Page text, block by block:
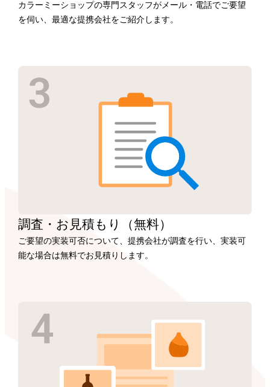
カラーミーショップの専門スタッフがメール・電話でご要望
を伺い、最適な提携会社をご紹介します。
調査・お見積もり （無料）
ご要望の実装可否について、提携会社が調査を行い、実装可
能な場合は無料でお見積りします。